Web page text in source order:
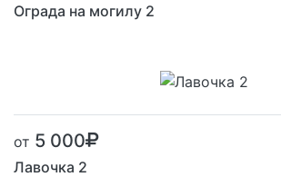
Ограда на могилу 2
от 5 000
Лавочка 2